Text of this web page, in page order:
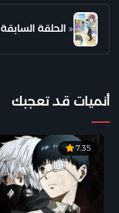
« الحلقة السابقة
أنميات قد تعجبك
7.35